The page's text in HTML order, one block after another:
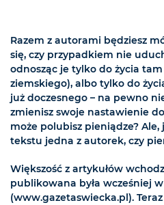
Razem z autorami będziesz
się, czy przypadkiem nie
odnosząc je tylko do życia
ziemskiego), albo tylko do
już doczesnego – na pewno
zmienisz swoje nastawienie
może polubisz pieniądze?
tekstu jedna z autorek, czy
Większość z artykułów
publikowana była wcześniej w
(www.gazetaswiecka.pl).